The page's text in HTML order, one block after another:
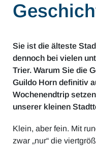
Sie ist die älteste
dennoch bei vielen
Trier. Warum Sie die
Guildo Horn definitiv
Wochenendtrip
unserer kleinen
Klein, aber fein. Mit
zwar „nur“ die